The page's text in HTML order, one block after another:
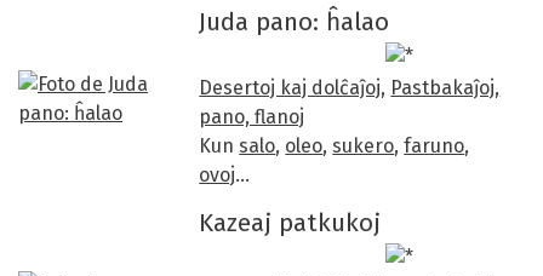
Juda pano: ĥalao
Desertoj kaj dolĉaĵoj, Pastbakaĵoj,
pano, flanoj
Kun salo, oleo, sukero,faruno,
ovoj…
Kazeaj patkukoj
/5